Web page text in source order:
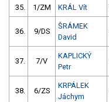
35. 1/ZM KRÁL Vít
36. 9/DS
ŠRÁMEK
David
37. 7/V
KAPLICKÝ
Petr
38. 6/ZS
KRPÁLEK
Jáchym